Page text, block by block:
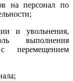
на персонал по
и увольнения,
выполнения
перемещением